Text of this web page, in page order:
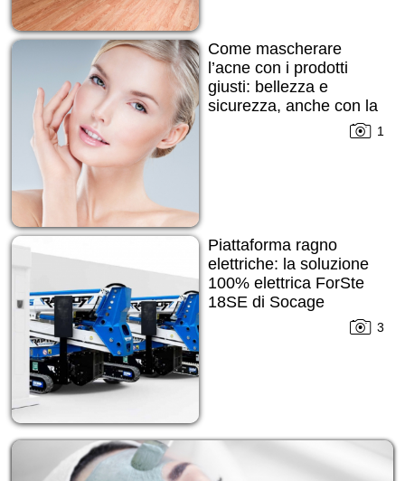
Come mascherare
l’acne con i prodotti
giusti: bellezza e
sicurezza, anche con la
1
Piattaforma ragno
elettriche: la soluzione
100% elettrica ForSte
18SE di Socage
3